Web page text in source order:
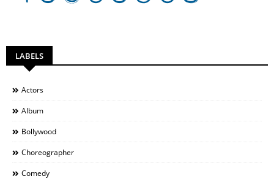
LABELS
Actors
Album
Bollywood
Choreographer
Comedy